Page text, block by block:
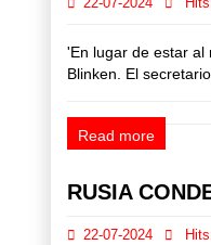
22-07-2024
'En lugar de estar al
Blinken. El
Read more
RUSIA
22-07-2024